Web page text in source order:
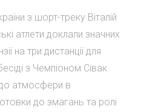
з шорт-треку Віталій
атлети доклали значних
на три дистанції для
з Чемпіоном Сівак
атмосфери в
до змагань та ролі